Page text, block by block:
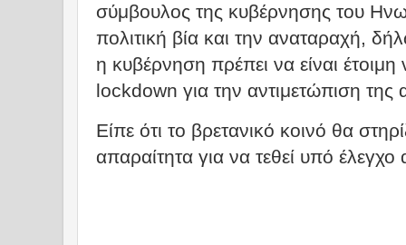
σύμβουλος της κυβέρνησης του
πολιτική βία και την αναταραχή,
η κυβέρνηση πρέπει να είναι έτοιμη
lockdown για την αντιμετώπιση της
Είπε ότι το βρετανικό κοινό θα
απαραίτητα για να τεθεί υπό